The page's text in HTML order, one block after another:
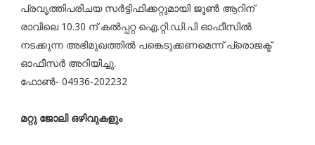
പ്രവൃത്തിപരിചയ സര്‍ട്ടിഫിക്കറ്റുമായി ജൂണ്‍ ആറിന്
രാവിലെ 10.30 ന് കല്‍പ്പറ്റ ഐ.റ്റി.ഡി.പി ഓഫീസില്‍
നടക്കുന്ന അഭിമുഖത്തില്‍ പങ്കെടുക്കണമെന്ന് പ്രൊജക്ട്
ഓഫീസര്‍ അറിയിച്ചു.
ഫോണ്‍- 04936-202232
മറ്റു ജോലി ഒഴിവുകളും